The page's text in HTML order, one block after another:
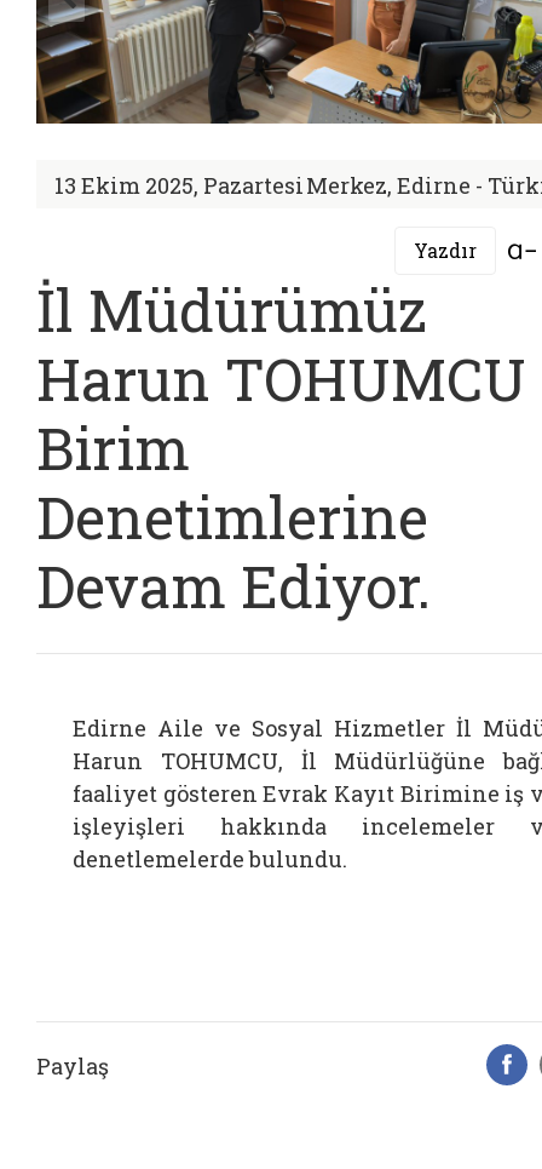
13 Ekim 2025, PazartesiMerkez, Edirne -
Yazdır
İl Müdürümüz
Harun TOHUMCU
Birim
Denetimlerine
Devam Ediyor.
Edirne Aile ve Sosyal Hizmetler İl
Harun TOHUMCU, İl Müdürlüğüne
faaliyet gösteren Evrak Kayıt Birimine iş
işleyişleri hakkında incelemeler
denetlemelerde bulundu.
Paylaş